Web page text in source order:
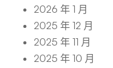
2026 年 1 月
2025 年 12 月
2025 年 11 月
2025 年 10 月